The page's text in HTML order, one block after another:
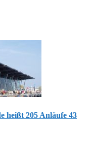
heißt 205 Anläufe 43